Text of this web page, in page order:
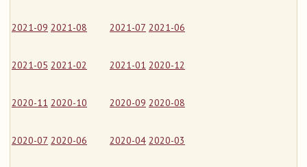
2021-09 2021-08 2021-07 2021-06
2021-05 2021-02 2021-01 2020-12
2020-11 2020-10 2020-09 2020-08
2020-07 2020-06 2020-04 2020-03